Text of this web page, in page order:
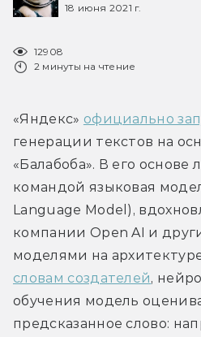
18 июня 2021 г.
12908
2 минуты на чтение
«Яндекс» официально
генерации текстов на
«Балабоба». В его основе
командой языковая
Language Model),
компании Open AI и
моделями на
словам создателей,
обучения модель
предсказанное слово: